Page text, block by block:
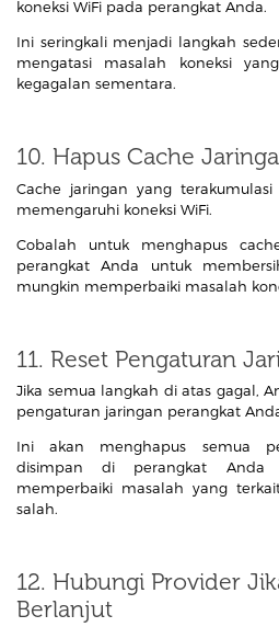
koneksi WiFi pada perangkat Anda.
Ini seringkali menjadi langkah
mengatasi masalah koneksi
kegagalan sementara.
10. Hapus Cache
Cache jaringan yang
memengaruhi koneksi WiFi.
Cobalah untuk menghapus
perangkat Anda untuk
mungkin memperbaiki masalah
11. Reset Pengaturan
Jika semua langkah di atas gagal,
pengaturan jaringan perangkat
Ini akan menghapus semua
disimpan di perangkat
memperbaiki masalah yang
salah.
12. Hubungi Provider
Berlanjut